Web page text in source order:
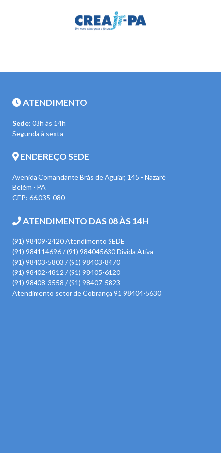
ATENDIMENTO
Sede: 08h às 14h
Segunda à sexta
ENDEREÇO SEDE
Avenida Comandante Brás de Aguiar, 145 - Nazaré
Belém - PA
CEP: 66.035-080
ATENDIMENTO DAS 08 ÀS 14H
(91) 98409-2420 Atendimento SEDE
(91) 984114696 / (91) 984045630 Divida Ativa
(91) 98403-5803 / (91) 98403-8470
(91) 98402-4812 / (91) 98405-6120
(91) 98408-3558 / (91) 98407-5823
Atendimento setor de Cobrança 91 98404-5630